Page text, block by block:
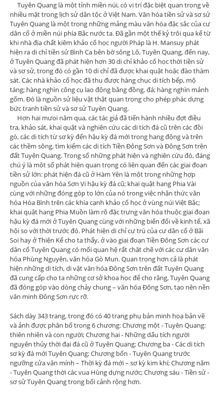
Tuyên Quang là một tỉnh miền núi, có vị trí đặc biệt quan trọng về
nhiều mặt trong lịch sử dân tộc ở Việt Nam. Văn hóa tiền sử và sơ sử
Tuyên Quang là một trong những mảng màu văn hóa đặc sắc của cư
dân cổ ở miền núi phía Bắc nước ta. Đã gần một thế kỷ trôi qua kể từ
khi nhà địa chất kiêm khảo cổ học người Pháp là H. Mansuy phát
hiện ra di chỉ tiền sử Bình Ca bên bờ sông Lô, Tuyên Quang, đến nay,
ở Tuyên Quang đã phát hiện hơn 30 di chỉ khảo cổ học thời tiền sử
và sơ sử, trong đó có gần 10 di chỉ đã được khai quật hoặc đào thám
sát. Các nhà khảo cổ học đã thu được hàng chục di tích bếp, mộ
táng; hàng nghìn công cụ lao động bằng đồng, đá; hàng nghìn mảnh
gốm. Đó là nguồn sử liệu vật thật quan trọng cho phép phác dựng
bức tranh tiền sử và sơ sử Tuyên Quang.
Hơn hai mưoi năm qua, các tác giả đã tiến hành nhiều đợt điều
tra, khảo sát, khai quật và nghiên cứu các di tích đá cũ trên các đồi
gò, các di tích từ sơ kỳ đến hậu kỳ đá mới trong hang động và trên
các thềm sông, tìm kiếm các di tích Tiền Đông Sơn và Đông Sơn trên
đất Tuyên Quang. Trong số những phát hiện và nghiên cứu đó, đáng
chú ý là một số phát hiện quan trọng có liên quan đến các giai đoạn
tiền sử lớn: phát hiện đá cũ ở Hàm Yên là một trong những hợp
nguồn của văn hóa Sơn Vi hậu kỳ đá cũ; khai quật hang Phia Vài
cùng với những đóng góp to lớn của nó trong việc nhận thức văn
hóa Hòa Bình trên các khía cạnh khảo cổ học ở vùng núi Việt Bắc;
khai quật hang Phia Muồn làm rõ đặc trưng văn hóa thuộc giai đoạn
hậu kỳ đá mới ở Tuyên Quang cùng với những biến đổi về kinh tế, xã
hội so với thời trước đó. Phát hiện di chỉ cư trú của cư dân cổ ở Bãi
Soi hay ở Thiện Kế cho ta thấy, ở vào giai đoạn Tiền Đông Sơn các cư
dân cổ Tuyên Quang có mối quan hệ rất chặt chẽ với các cư dân văn
hóa Phùng Nguyên, văn hóa Gò Mun. Quan trọng hơn cả là phát
hiện những di tích, di vật văn hóa Đông Sơn trên đất Tuyên Quang
đã cung cấp cho ta những cơ sở khoa học để cho rằng, Tuyên Quang
đã đóng góp vào dòng chảy chung – văn hóa Đông Sơn, tạo nên nền
văn minh Đông Sơn rực rỡ.
Sách dày 343 trang, trong đó có 40 trang phụ bản minh hoạ bản vẽ
và ảnh được phân bố trong 6 chương: Chương một - Tuyên Quang:
thiên nhiên và con người; Chương hai - Những dấu tích người
nguyên thủy thời đại đá cũ ở Tuyên Quang; Chương ba - Các di tích
sơ kỳ đá mới Tuyên Quang; Chương bốn - Tuyên Quang trước
ngưỡng cửa văn mính – Thời kỳ đá mới – sơ kỳ kim khí; Chương năm
- Tuyên Quang thời các vua Hùng dựng nước; Chương sáu - Tiền sử -
sơ sử Tuyên Quang trong bối cảnh rộng hơn.